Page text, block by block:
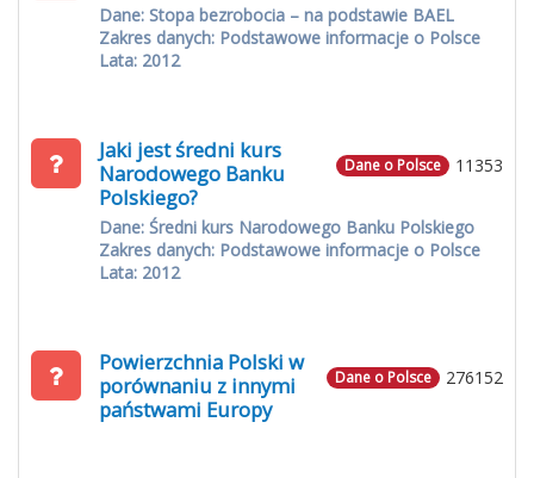
Dane: Stopa bezrobocia – na podstawie BAEL
Zakres danych: Podstawowe informacje o Polsce
Lata: 2012
11353
Dane o Polsce
Jaki jest średni kurs
Narodowego Banku
Polskiego?
Dane: Średni kurs Narodowego Banku Polskiego
Zakres danych: Podstawowe informacje o Polsce
Lata: 2012
276152
Dane o Polsce
Powierzchnia Polski w
porównaniu z innymi
państwami Europy